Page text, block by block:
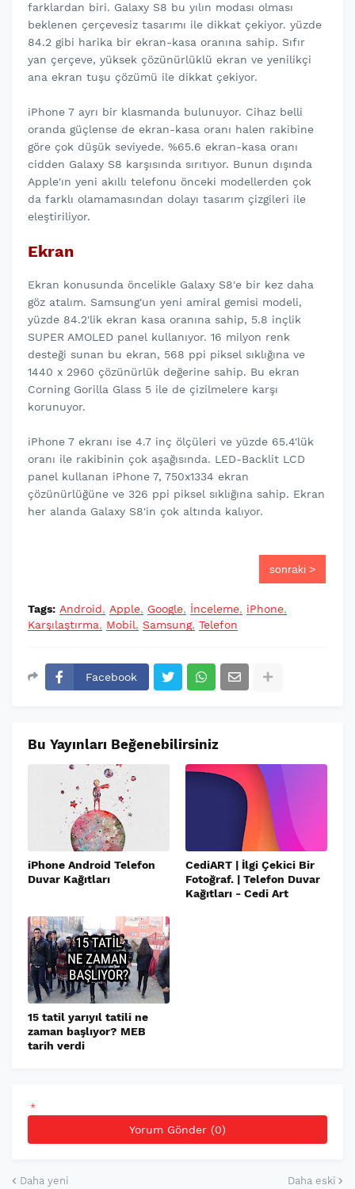
farklardan biri. Galaxy S8 bu yılın modası olması
beklenen çerçevesiz tasarımı ile dikkat çekiyor. yüzde
84.2 gibi harika bir ekran-kasa oranına sahip. Sıfır
yan çerçeve, yüksek çözünürlüklü ekran ve yenilikçi
ana ekran tuşu çözümü ile dikkat çekiyor.
iPhone 7 ayrı bir klasmanda bulunuyor. Cihaz belli
oranda güçlense de ekran-kasa oranı halen rakibine
göre çok düşük seviyede. %65.6 ekran-kasa oranı
cidden Galaxy S8 karşısında sırıtıyor. Bunun dışında
Apple'ın yeni akıllı telefonu önceki modellerden çok
da farklı olamamasından dolayı tasarım çizgileri ile
eleştiriliyor.
Ekran
Ekran konusunda öncelikle Galaxy S8'e bir kez daha
göz atalım. Samsung'un yeni amiral gemisi modeli,
yüzde 84.2'lik ekran kasa oranına sahip, 5.8 inçlik
SUPER AMOLED panel kullanıyor. 16 milyon renk
desteği sunan bu ekran, 568 ppi piksel sıklığına ve
1440 x 2960 çözünürlük değerine sahip. Bu ekran
Corning Gorilla Glass 5 ile de çizilmelere karşı
korunuyor.
iPhone 7 ekranı ise 4.7 inç ölçüleri ve yüzde 65.4'lük
oranı ile rakibinin çok aşağısında. LED-Backlit LCD
panel kullanan iPhone 7, 750x1334 ekran
çözünürlüğüne ve 326 ppi piksel sıklığına sahip. Ekran
her alanda Galaxy S8'in çok altında kalıyor.
sonraki >
Tags: Android Apple Google İnceleme
iPhone
Karşılaştırma
Mobil Samsung Telefon
Facebook
Bu Yayınları Beğenebilirsiniz
iPhone Android Telefon
Duvar Kağıtları
CediART | İlgi Çekici Bir
Fotoğraf. | Telefon Duvar
Kağıtları - Cedi Art
15 tatil yarıyıl tatili ne
zaman başlıyor? MEB
tarih verdi
*
Yorum Gönder (0)
Daha yeni Daha eski